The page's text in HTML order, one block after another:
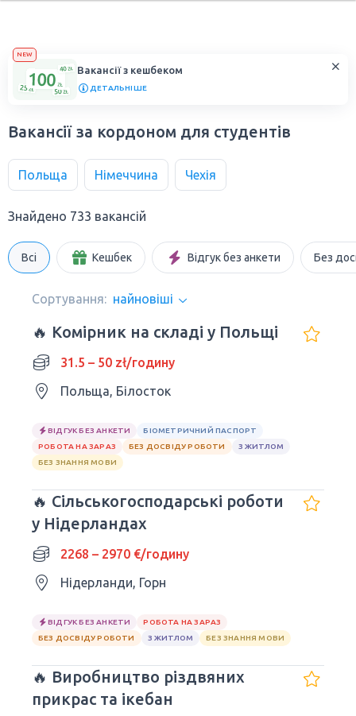
NEW
Вакансії з кешбеком
ДЕТАЛЬНІШЕ
Вакансії за кордоном для студентів
Польща Німеччина Чехія
Знайдено 733 вакансій
Всі Кешбек Відгук без анкети Без
Сортування: найновіші
🔥 Комірник на складі у Польщі
31.5 – 50 zł/годину
Польща, Білосток
ВІДГУК БЕЗ АНКЕТИ
БІОМЕТРИЧНИЙ ПАСПОРТ
РОБОТА НА ЗАРАЗ
БЕЗ ДОСВІДУ РОБОТИ
З ЖИТЛОМ
БЕЗ ЗНАННЯ МОВИ
🔥 Сільськогосподарські роботи
у Нідерландах
2268 – 2970 €/годину
Нідерланди, Горн
ВІДГУК БЕЗ АНКЕТИ
РОБОТА НА ЗАРАЗ
БЕЗ ДОСВІДУ РОБОТИ
З ЖИТЛОМ БЕЗ ЗНАННЯ МОВИ
🔥 Виробництво різдвяних
прикрас та ікебан